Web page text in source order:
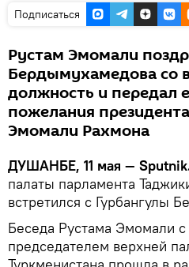
Подписаться
Рустам Эмомали
Бердымухамедова со
должность и передал
пожелания
Эмомали Рахмона
ДУШАНБЕ, 11 мая —
палаты парламента
встретился с Гурбангулы
Беседа Рустама Эмомали
председателем верхней